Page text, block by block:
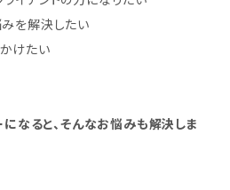
を解決したい
けたい
なると、そんなお悩みも解決しま